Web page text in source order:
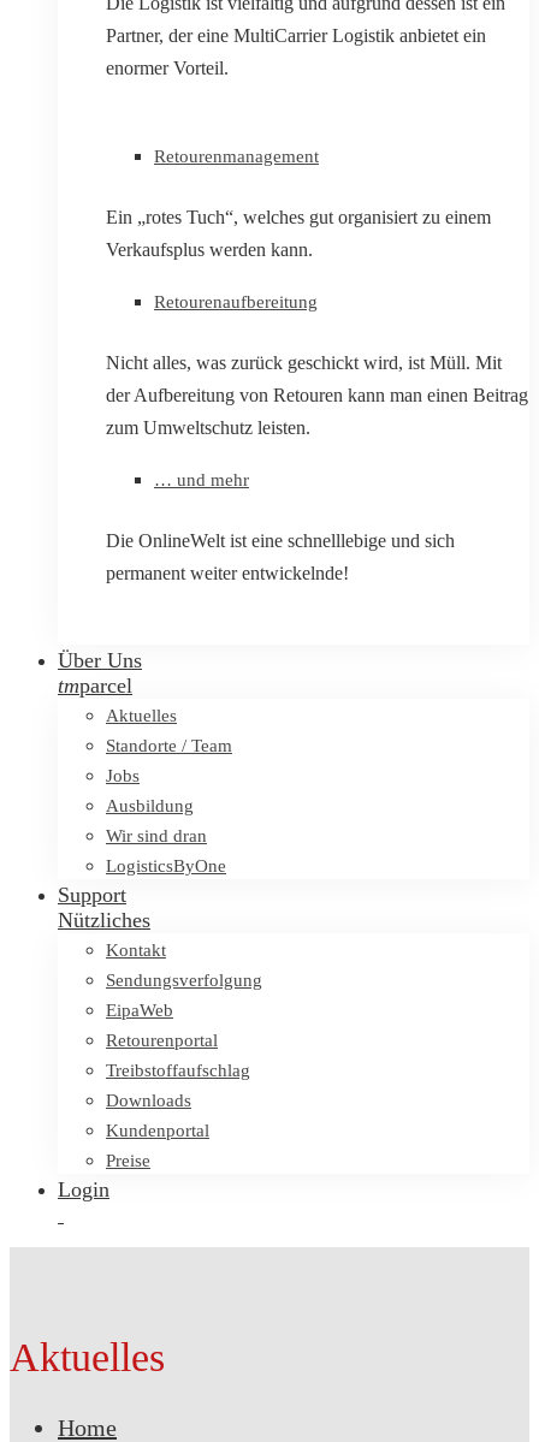
Partner, der eine MultiCarrier Logistik anbietet ein
enormer Vorteil.
Retourenmanagement
Ein „rotes Tuch“, welches gut organisiert zu einem
Verkaufsplus werden kann.
Retourenaufbereitung
Nicht alles, was zurück geschickt wird, ist Müll. Mit
der Aufbereitung von Retouren kann man einen Beitrag
zum Umweltschutz leisten.
… und mehr
Die OnlineWelt ist eine schnelllebige und sich
permanent weiter entwickelnde!
Über Uns
tmparcel
Aktuelles
Standorte / Team
Jobs
Ausbildung
Wir sind dran
LogisticsByOne
Support
Nützliches
Kontakt
Sendungsverfolgung
EipaWeb
Retourenportal
Treibstoffaufschlag
Downloads
Kundenportal
Preise
Login
Aktuelles
Home